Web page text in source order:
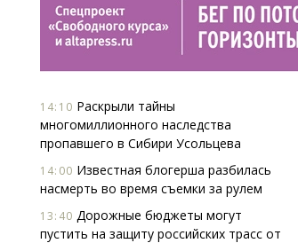
14:10 Раскрыли тайны
многомиллионного наследства
пропавшего в Сибири Усольцева
14:00 Известная блогерша разбилась
насмерть во время съемки за рулем
13:40 Дорожные бюджеты могут
пустить на защиту российских трасс от